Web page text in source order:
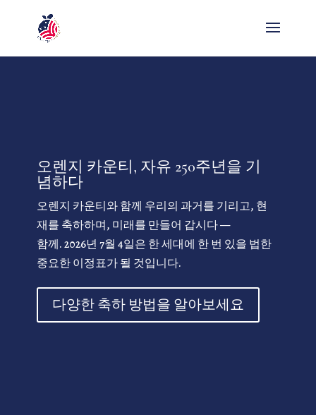
오렌지 카운티, 자유 250주년을 기
념하다
오렌지 카운티와 함께 우리의 과거를 기리고, 현
재를 축하하며, 미래를 만들어 갑시다 —
함께. 2026년 7월 4일은 한 세대에 한 번 있을 법한
중요한 이정표가 될 것입니다.
다양한 축하 방법을 알아보세요